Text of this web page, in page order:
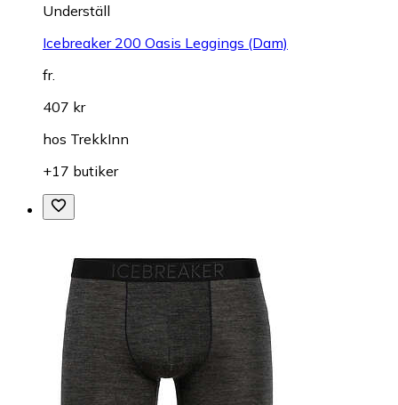
Underställ
Icebreaker 200 Oasis Leggings (Dam)
fr.
407 kr
hos TrekkInn
+17 butiker